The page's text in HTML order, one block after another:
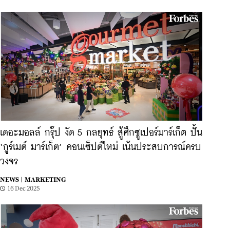
เดอะมอลล์ กรุ๊ป งัด 5 กลยุทธ์ สู้ศึกซูเปอร์มาร์เก็ต ปั้น
‘กูร์เมต์ มาร์เก็ต’ คอนเซ็ปต์ใหม่ เน้นประสบการณ์ครบ
วงจร
NEWS |
MARKETING
16 Dec 2025